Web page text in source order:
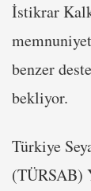
İstikrar
benzer
bekliyor.
Türkiye
(TÜRSAB)